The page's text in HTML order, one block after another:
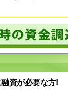
資が必要な方!